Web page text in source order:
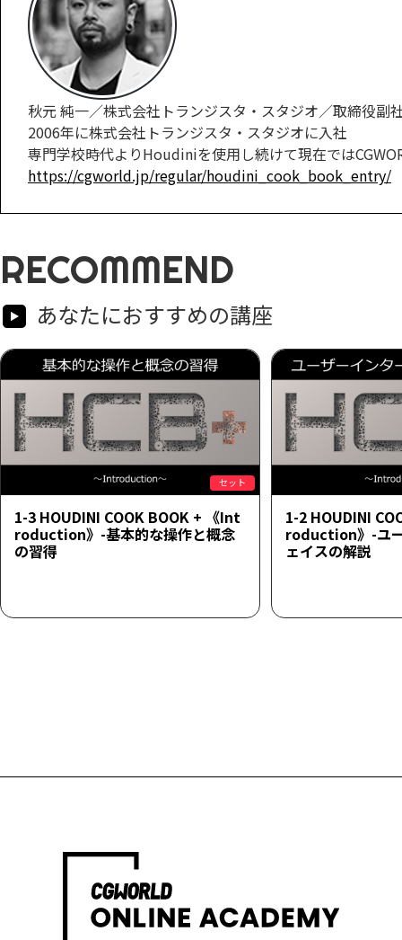
秋元 純一／株式会社トランジスタ・スタジオ／取締役副
2006年に株式会社トランジスタ・スタジオに入社
専門学校時代よりHoudiniを使用し続けて現在では
https://cgworld.jp/regular/houdini_cook_book_entry/
RECOMMEND
あなたにおすすめの講座
セット
1-3 HOUDINI COOK BOOK + 《Int
roduction》-基本的な操作と概念
の習得
1-2 HOUDINI
roduction》-ユ
ェイスの解説